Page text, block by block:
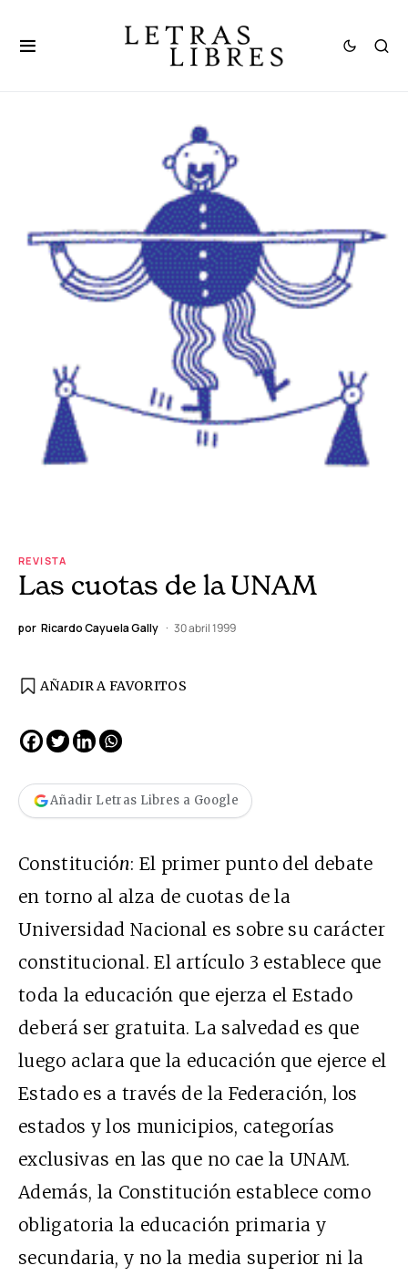
REVISTA
Las cuotas de la UNAM
por Ricardo Cayuela Gally 30 abril 1999
AÑADIR A FAVORITOS
Añadir Letras Libres a Google
Constitución: El primer punto del debate
en torno al alza de cuotas de la
Universidad Nacional es sobre su carácter
constitucional. El artículo 3 establece que
toda la educación que ejerza el Estado
deberá ser gratuita. La salvedad es que
luego aclara que la educación que ejerce el
Estado es a través de la Federación, los
estados y los municipios, categorías
exclusivas en las que no cae la UNAM.
Además, la Constitución establece como
obligatoria la educación primaria y
secundaria, y no la media superior ni la